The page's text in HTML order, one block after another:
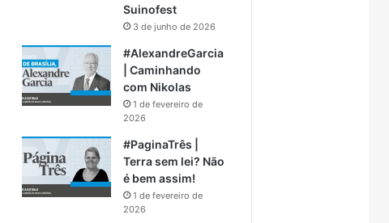
Suinofest
3 de junho de 2026
#AlexandreGarcia
| Caminhando
com Nikolas
1 de fevereiro de
2026
#PaginaTrês |
Terra sem lei? Não
é bem assim!
1 de fevereiro de
2026